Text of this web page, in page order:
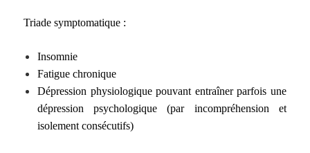
Triade symptomatique :
Insomnie
Fatigue chronique
Dépression physiologique pouvant entraîner parfois une
dépression psychologique (par incompréhension et
isolement consécutifs)